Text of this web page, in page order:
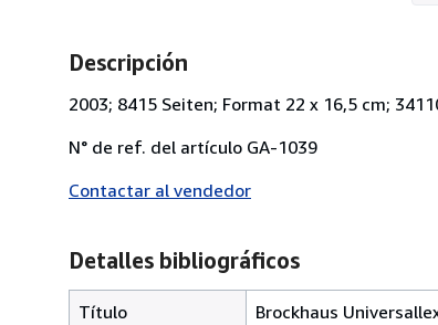
Descripción
2003; 8415 Seiten; Format 22 x 16,5 cm;
N° de ref. del artículo GA-1039
Contactar al vendedor
Detalles bibliográficos
Título
Brockhaus